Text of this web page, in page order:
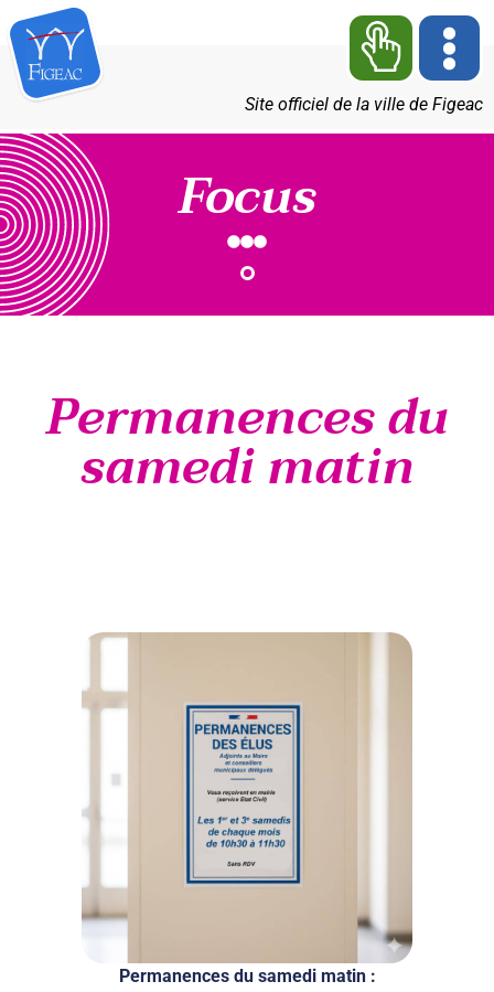
Site officiel de la ville de Figeac
Focus
Permanences du
samedi matin
Permanences du samedi matin :